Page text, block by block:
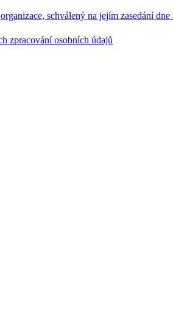
schválený na jejím zasedání
zpracování osobních údajů